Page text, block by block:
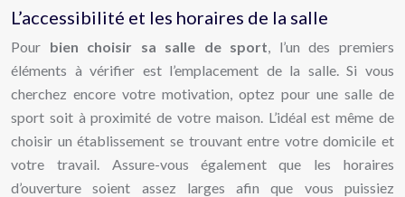
L’accessibilité et les horaires de la salle
Pour bien choisir sa salle de sport, l’un des premiers
éléments à vérifier est l’emplacement de la salle. Si vous
cherchez encore votre motivation, optez pour une salle de
sport soit à proximité de votre maison. L’idéal est même de
choisir un établissement se trouvant entre votre domicile et
votre travail. Assure-vous également que les horaires
d’ouverture soient assez larges afin que vous puissiez